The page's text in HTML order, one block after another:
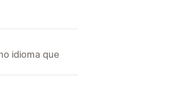
idioma que